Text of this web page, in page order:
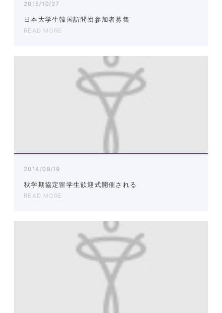
2015/10/27
日本大学生韓国訪問団参加者募集
READ MORE
2014/09/19
秋学期協定留学生歓迎式開催される
READ MORE